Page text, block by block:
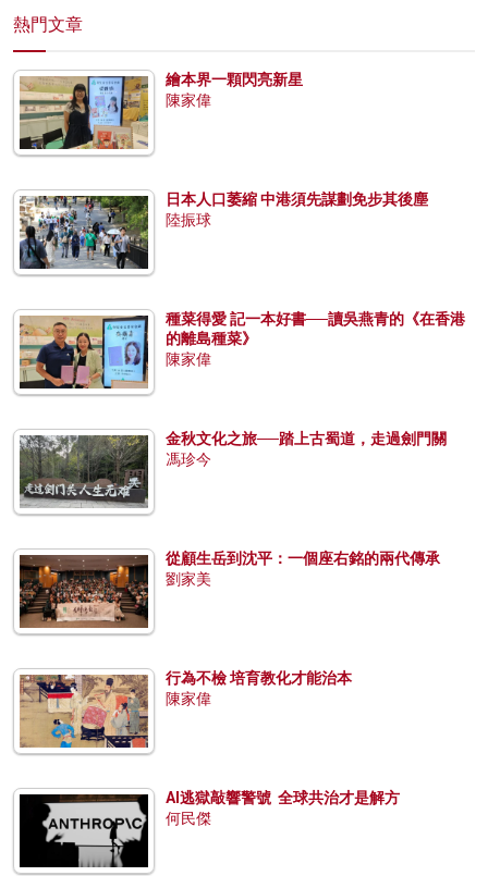
熱門文章
繪本界一顆閃亮新星
陳家偉
日本人口萎縮 中港須先謀劃免步其後塵
陸振球
種菜得愛 記一本好書──讀吳燕青的《在香港
的離島種菜》
陳家偉
金秋文化之旅──踏上古蜀道，走過劍門關
馮珍今
從顧生岳到沈平：一個座右銘的兩代傳承
劉家美
行為不檢 培育教化才能治本
陳家偉
AI逃獄敲響警號 全球共治才是解方
何民傑